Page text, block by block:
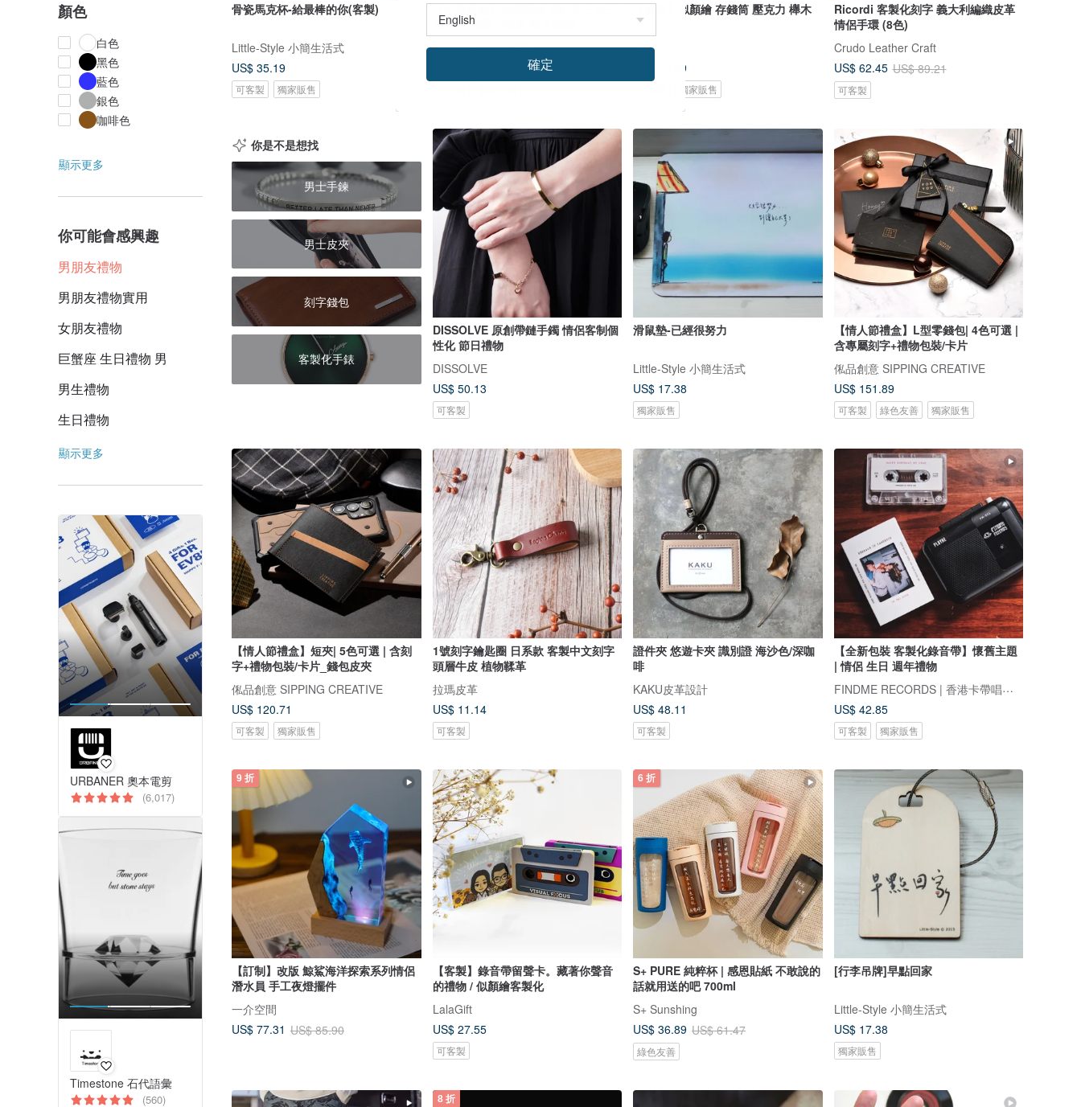
顏色
白色
黑色
藍色
銀色
咖啡色
顯示更多
你可能會感興趣
男朋友禮物
男朋友禮物實用
女朋友禮物
巨蟹座 生日禮物 男
男生禮物
生日禮物
顯示更多
URBANER 奧本電剪
(6,017)
Timestone 石代語彙
(560)
骨瓷馬克杯-給最棒的你(客製)
Little-Style 小簡生活式
US$ 35.19
可客製 獨家販售
【客製雷雕】加購賣場 需訂購三合一/
四合一/電鬍刀禮盒 情人節禮
URBANER 奧本電剪
US$ 12.57
【客製】似顏繪 存錢筒 壓克力 櫸木
型爵
US$ 20.49
獨家販售
Ricordi 客製化刻字 義大利編織皮革
情侶手環 (8色)
Crudo Leather Craft
US$ 62.45 US$ 89.21
可客製
你是不是想找
男士手鍊
男士皮夾
刻字錢包
客製化手錶
DISSOLVE 原創帶鏈手鐲 情侶客制個
性化 節日禮物
DISSOLVE
US$ 50.13
可客製
滑鼠墊-已經很努力
Little-Style 小簡生活式
US$ 17.38
獨家販售
【情人節禮盒】L型零錢包| 4色可選 |
含專屬刻字+禮物包裝/卡片
俬品創意 SIPPING CREATIVE
US$ 151.89
可客製 綠色友善 獨家販售
【情人節禮盒】短夾| 5色可選 | 含刻
字+禮物包裝/卡片_錢包皮夾
俬品創意 SIPPING CREATIVE
US$ 120.71
可客製 獨家販售
1號刻字鑰匙圈 日系款 客製中文刻字
頭層牛皮 植物鞣革
拉瑪皮革
US$ 11.14
可客製
證件夾 悠遊卡夾 識別證 海沙色/深咖
啡
KAKU皮革設計
US$ 48.11
可客製
【全新包裝 客製化錄音帶】懷舊主題
| 情侶 生日 週年禮物
FINDME RECORDS | 香港卡帶唱片生活店
US$ 42.85
可客製 獨家販售
9 折
【訂制】改版 鯨鯊海洋探索系列情侶
潛水員 手工夜燈擺件
一介空間
US$ 77.31 US$ 85.90
【客製】錄音帶留聲卡。藏著你聲音
的禮物 / 似顏繪客製化
LalaGift
US$ 27.55
可客製
6 折
S+ PURE 純粹杯 | 感恩貼紙 不敢說的
話就用送的吧 700ml
S+ Sunshing
US$ 36.89 US$ 61.47
綠色友善
[行李吊牌]早點回家
Little-Style 小簡生活式
US$ 17.38
獨家販售
8 折
確定